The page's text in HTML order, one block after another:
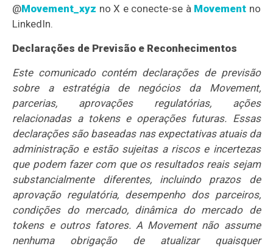
@Movement_xyz no X e conecte-se à Movement no
LinkedIn.
Declarações de Previsão e Reconhecimentos
Este comunicado contém declarações de previsão
sobre a estratégia de negócios da Movement,
parcerias, aprovações regulatórias, ações
relacionadas a tokens e operações futuras. Essas
declarações são baseadas nas expectativas atuais da
administração e estão sujeitas a riscos e incertezas
que podem fazer com que os resultados reais sejam
substancialmente diferentes, incluindo prazos de
aprovação regulatória, desempenho dos parceiros,
condições do mercado, dinâmica do mercado de
tokens e outros fatores. A Movement não assume
nenhuma obrigação de atualizar quaisquer